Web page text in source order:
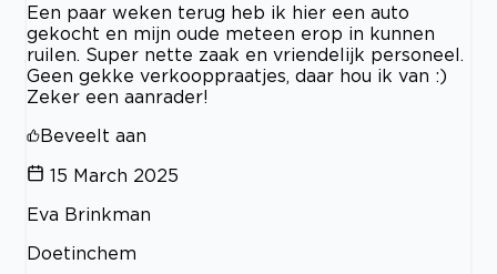
Een paar weken terug heb ik hier een auto
gekocht en mijn oude meteen erop in kunnen
ruilen. Super nette zaak en vriendelijk personeel.
Geen gekke verkooppraatjes, daar hou ik van :)
Zeker een aanrader!
Beveelt aan
15 March 2025
Eva Brinkman
Doetinchem